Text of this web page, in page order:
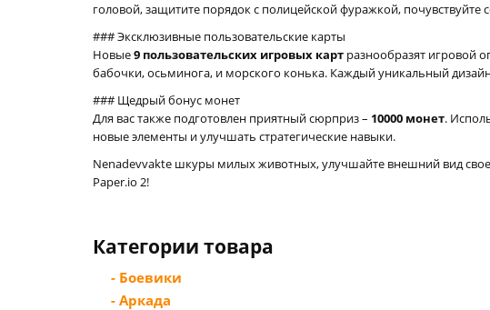
головой, защитите порядок с полицейской фуражкой,
### Эксклюзивные пользовательские карты
Новые9 пользовательских игровых карт разнообразят игровой
бабочки, осьминога, и морского конька. Каждый уникальный
### Щедрый бонус монет
Для вас также подготовлен приятный сюрприз – 10000 монет.
новые элементы и улучшать стратегические навыки.
Nenadevvakte шкуры милых животных, улучшайте внешний вид
Paper.io 2!
Категории товара
- Боевики
- Аркада